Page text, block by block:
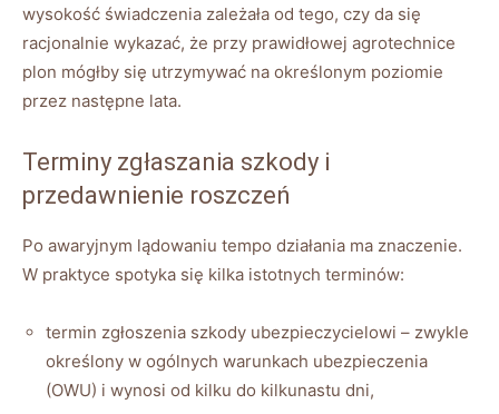
wysokość świadczenia zależała od tego, czy da się
racjonalnie wykazać, że przy prawidłowej agrotechnice
plon mógłby się utrzymywać na określonym poziomie
przez następne lata.
Terminy zgłaszania szkody i
przedawnienie roszczeń
Po awaryjnym lądowaniu tempo działania ma znaczenie.
W praktyce spotyka się kilka istotnych terminów:
termin zgłoszenia szkody ubezpieczycielowi – zwykle
określony w ogólnych warunkach ubezpieczenia
(OWU) i wynosi od kilku do kilkunastu dni,